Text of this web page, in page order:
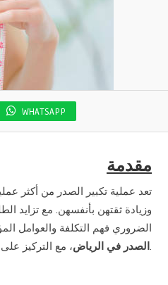
WHATSAPP
مقدمة
تعد عملية تكبير الصدر من أكثر
وزيادة ثقتهن بأنفسهن. مع تزايد
الضروري فهم التكلفة والعوامل
الصدر في الرياض ، مع التركيز على التكاليف والتفاصيل المهمة التي تساعدك على اتخاذ قرار مستنير.